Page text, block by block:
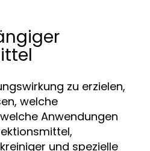
zu erzielen,
welche
Anwendungen
und spezielle